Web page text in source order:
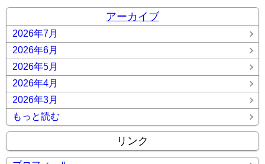
アーカイブ
2026年7月
2026年6月
2026年5月
2026年4月
2026年3月
もっと読む
リンク